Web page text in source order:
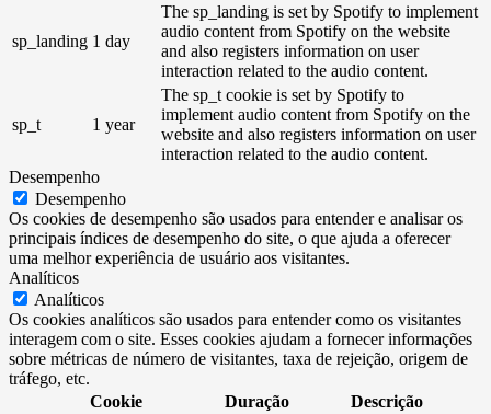
sp_landing 1 day
The sp_landing is set by Spotify to implement
audio content from Spotify on the website
and also registers information on user
interaction related to the audio content.
sp_t 1 year
The sp_t cookie is set by Spotify to
implement audio content from Spotify on the
website and also registers information on user
interaction related to the audio content.
Desempenho
Desempenho
Os cookies de desempenho são usados ​​para entender e analisar os
principais índices de desempenho do site, o que ajuda a oferecer
uma melhor experiência de usuário aos visitantes.
Analíticos
Analíticos
Os cookies analíticos são usados ​​para entender como os visitantes
interagem com o site. Esses cookies ajudam a fornecer informações
sobre métricas de número de visitantes, taxa de rejeição, origem de
tráfego, etc.
Cookie
Duração Descrição